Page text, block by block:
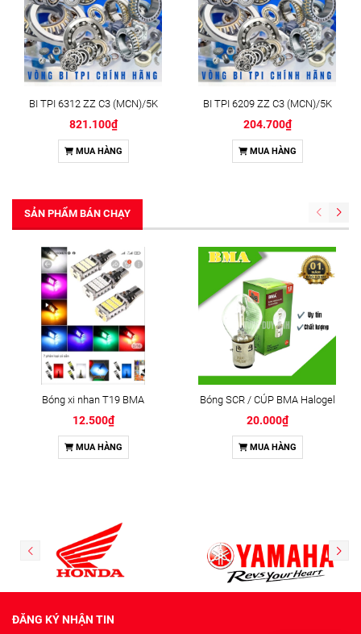
BI TPI 6312 ZZ C3 (MCN)/5K
821.100₫
MUA HÀNG
BI TPI 6209 ZZ C3 (MCN)/5K
204.700₫
MUA HÀNG
SẢN PHẨM BÁN CHẠY
Bóng xi nhan T19 BMA
12.500₫
MUA HÀNG
Bóng SCR / CÚP BMA Halogel
20.000₫
MUA HÀNG
ĐĂNG KÝ NHẬN TIN